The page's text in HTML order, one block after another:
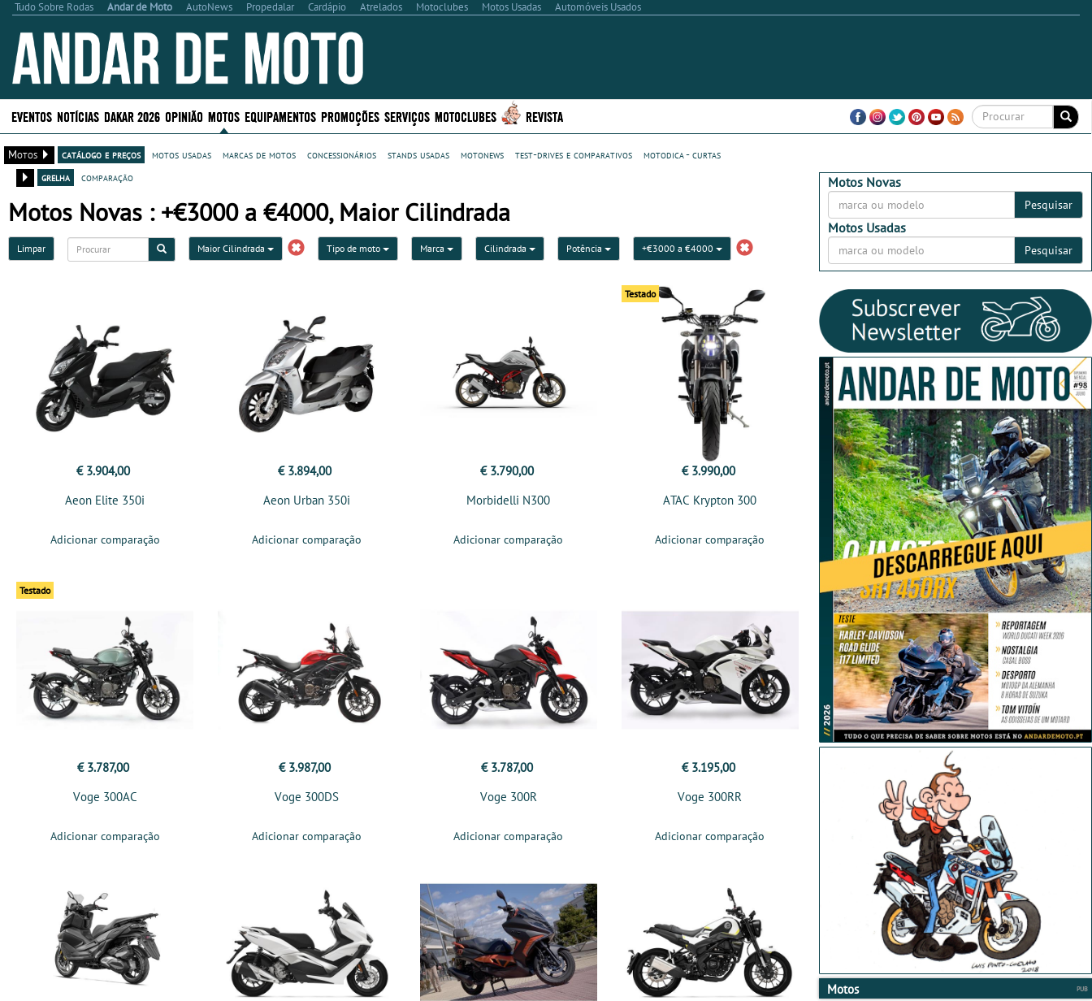
Tudo Sobre Rodas Andar de Moto AutoNews Propedalar Cardápio Atrelados Motoclubes Motos Usadas Automóveis Usados
EVENTOS NOTÍCIAS DAKAR 2026 OPINIÃO MOTOS EQUIPAMENTOS PROMOÇÕES SERVIÇOS MOTOCLUBES REVISTA
Motos catálogo e preços motos usadas marcas de motos concessionários stands usadas motonews test-drives e comparativos
motodica - curtas
grelha
comparação
Motos Novas : +€3000 a €4000, Maior Cilindrada
Limpar Maior Cilindrada Tipo de moto Marca Cilindrada Potência +€3000 a €4000
€ 3.904,00
Aeon Elite 350i
Adicionar comparação
€ 3.894,00
Aeon Urban 350i
Adicionar comparação
€ 3.790,00
Morbidelli N300
Adicionar comparação
Testado
€ 3.990,00
ATAC Krypton 300
Adicionar comparação
Testado
€ 3.787,00
Voge 300AC
Adicionar comparação
€ 3.987,00
Voge 300DS
Adicionar comparação
€ 3.787,00
Voge 300R
Adicionar comparação
€ 3.195,00
Voge 300RR
Adicionar comparação
Motos Novas
Pesquisar
Motos Usadas
Pesquisar
Motos